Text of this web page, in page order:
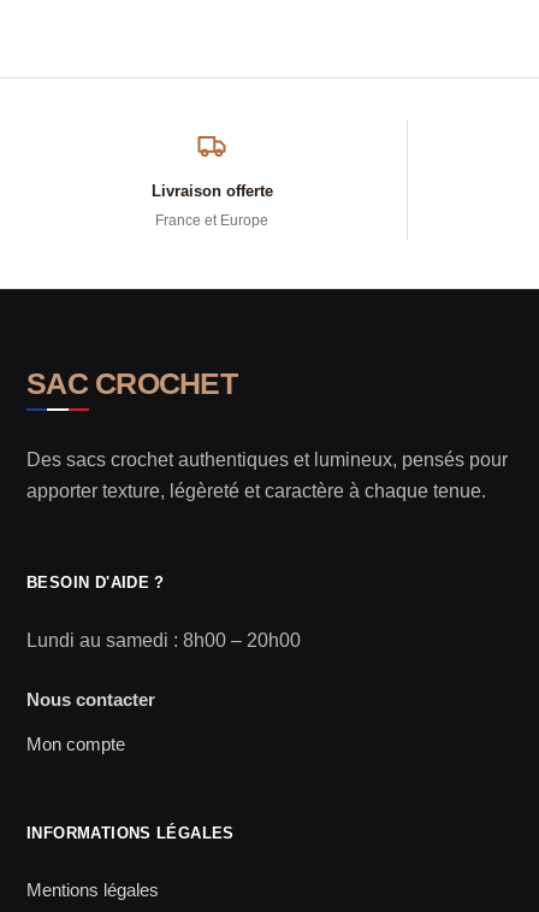
Livraison offerte
France et Europe
SAC CROCHET
Des sacs crochet authentiques et lumineux, pensés pour
apporter texture, légèreté et caractère à chaque tenue.
BESOIN D'AIDE ?
Lundi au samedi : 8h00 – 20h00
Nous contacter
Mon compte
INFORMATIONS LÉGALES
Mentions légales